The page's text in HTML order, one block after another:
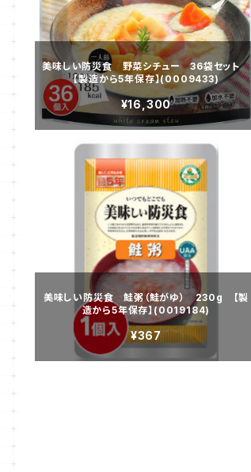
美味しい防災食 野菜シチュー 36袋セット
【製造から5年保存】(0009433)
¥16,300
美味しい防災食 鮭粥（鮭がゆ） 230g 【製
造から5年保存】(0019184)
¥367